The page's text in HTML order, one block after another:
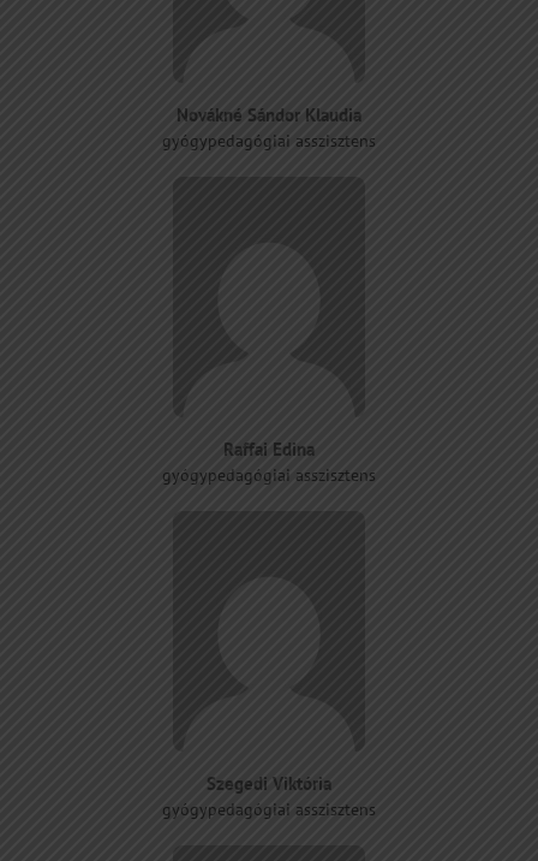
Novákné Sándor Klaudia
gyógypedagógiai asszisztens
Raffai Edina
gyógypedagógiai asszisztens
Szegedi Viktória
gyógypedagógiai asszisztens